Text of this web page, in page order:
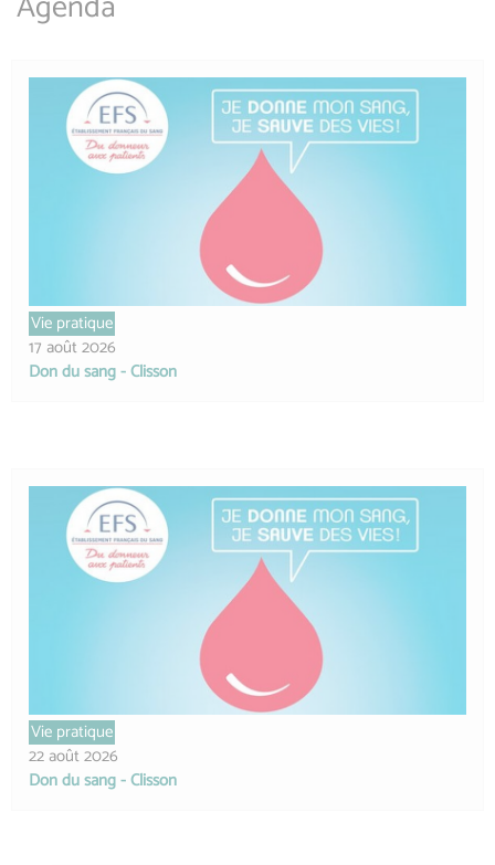
Vie pratique
17 août 2026
Don du sang - Clisson
Vie pratique
22 août 2026
Don du sang - Clisson